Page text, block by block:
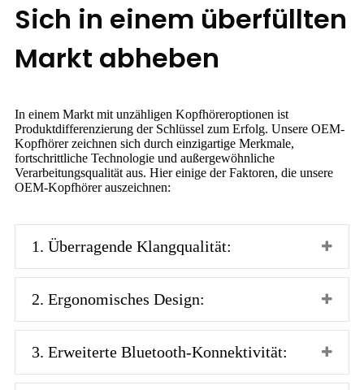
Sich in einem überfüllten
Markt abheben
In einem Markt mit unzähligen Kopfhöreroptionen ist
Produktdifferenzierung der Schlüssel zum Erfolg. Unsere OEM-
Kopfhörer zeichnen sich durch einzigartige Merkmale,
fortschrittliche Technologie und außergewöhnliche
Verarbeitungsqualität aus. Hier einige der Faktoren, die unsere
OEM-Kopfhörer auszeichnen:
1. Überragende Klangqualität:
2. Ergonomisches Design:
3. Erweiterte Bluetooth-Konnektivität: